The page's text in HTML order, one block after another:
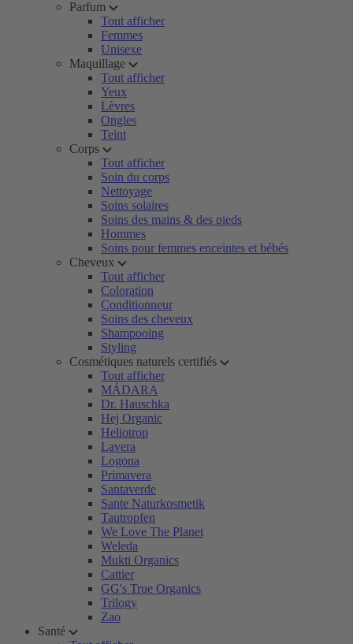
Parfum
Tout afficher
Femmes
Unisexe
Maquillage
Tout afficher
Yeux
Lèvres
Ongles
Teint
Corps
Tout afficher
Soin du corps
Nettoyage
Soins solaires
Soins des mains & des pieds
Hommes
Soins pour femmes enceintes et bébés
Cheveux
Tout afficher
Coloration
Conditionneur
Soins des cheveux
Shampooing
Styling
Cosmétiques naturels certifiés
Tout afficher
MÁDARA
Dr. Hauschka
Hej Organic
Heliotrop
Lavera
Logona
Primavera
Santaverde
Sante Naturkosmetik
Tautropfen
We Love The Planet
Weleda
Mukti Organics
Cattier
GG's True Organics
Trilogy
Zao
Santé